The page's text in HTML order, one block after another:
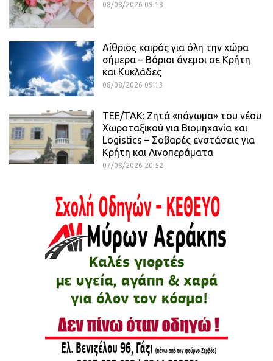
08/08/2026 09:18
Αίθριος καιρός για όλη την χώρα
σήμερα – Βόριοι άνεμοι σε Κρήτη
και Κυκλάδες
08/08/2026 09:13
ΤΕΕ/ΤΑΚ: Ζητά «πάγωμα» του νέου
Χωροταξικού για Βιομηχανία και
Logistics – Σοβαρές ενστάσεις για
Κρήτη και Λινοπεράματα
07/08/2026 20:52